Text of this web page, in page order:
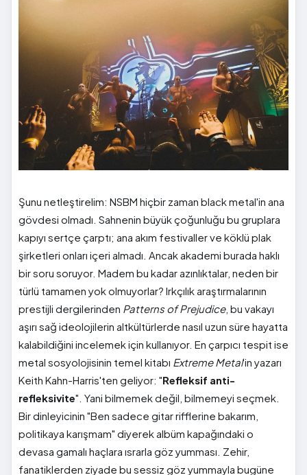
Şunu netleştirelim: NSBM hiçbir zaman black metal'in ana
gövdesi olmadı. Sahnenin büyük çoğunluğu bu gruplara
kapıyı sertçe çarptı; ana akım festivaller ve köklü plak
şirketleri onları içeri almadı. Ancak akademi burada haklı
bir soru soruyor. Madem bu kadar azınlıktalar, neden bir
türlü tamamen yok olmuyorlar? Irkçılık araştırmalarının
prestijli dergilerinden Patterns of Prejudice, bu vakayı
aşırı sağ ideolojilerin altkültürlerde nasıl uzun süre hayatta
kalabildiğini incelemek için kullanıyor. En çarpıcı tespit ise
metal sosyolojisinin temel kitabı Extreme Metal'in yazarı
Keith Kahn-Harris'ten geliyor: "Refleksif anti-
refleksivite". Yani bilmemek değil, bilmemeyi seçmek.
Bir dinleyicinin "Ben sadece gitar rifflerine bakarım,
politikaya karışmam" diyerek albüm kapağındaki o
devasa gamalı haçlara ısrarla göz yumması. Zehir,
fanatiklerden ziyade bu sessiz göz yummayla bugüne